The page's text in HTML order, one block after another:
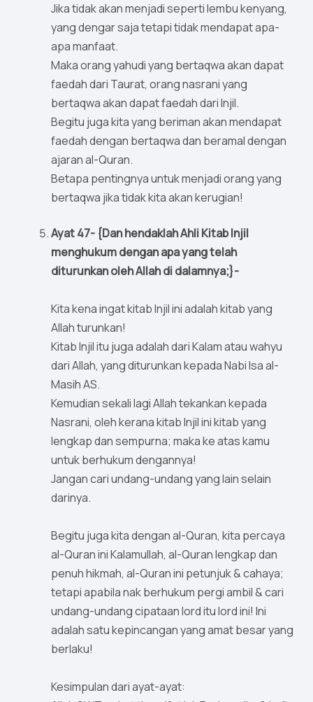
Jika tidak akan menjadi seperti lembu kenyang,
yang dengar saja tetapi tidak mendapat apa-
apa manfaat.
Maka orang yahudi yang bertaqwa akan dapat
faedah dari Taurat, orang nasrani yang
bertaqwa akan dapat faedah dari Injil.
Begitu juga kita yang beriman akan mendapat
faedah dengan bertaqwa dan beramal dengan
ajaran al-Quran.
Betapa pentingnya untuk menjadi orang yang
bertaqwa jika tidak kita akan kerugian!
Ayat 47- {Dan hendaklah Ahli Kitab Injil
menghukum dengan apa yang telah
diturunkan oleh Allah di dalamnya;}-
Kita kena ingat kitab Injil ini adalah kitab yang
Allah turunkan!
Kitab Injil itu juga adalah dari Kalam atau wahyu
dari Allah, yang diturunkan kepada Nabi Isa al-
Masih AS.
Kemudian sekali lagi Allah tekankan kepada
Nasrani, oleh kerana kitab Injil ini kitab yang
lengkap dan sempurna; maka ke atas kamu
untuk berhukum dengannya!
Jangan cari undang-undang yang lain selain
darinya.
Begitu juga kita dengan al-Quran, kita percaya
al-Quran ini Kalamullah, al-Quran lengkap dan
penuh hikmah, al-Quran ini petunjuk & cahaya;
tetapi apabila nak berhukum pergi ambil & cari
undang-undang cipataan lord itu lord ini! Ini
adalah satu kepincangan yang amat besar yang
berlaku!
Kesimpulan dari ayat-ayat: